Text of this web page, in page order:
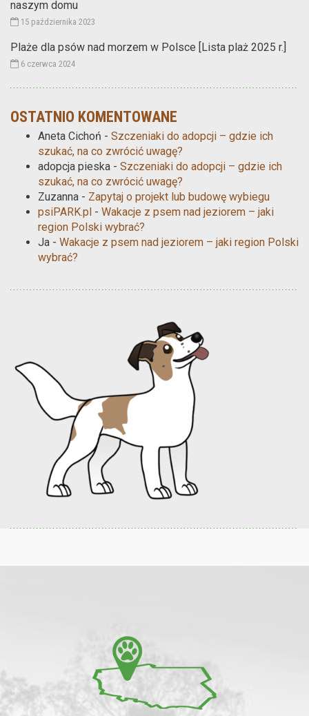
naszym domu
15 października 2023
Plaże dla psów nad morzem w Polsce [Lista plaż 2025 r.]
6 czerwca 2024
OSTATNIO KOMENTOWANE
Aneta Cichoń - Szczeniaki do adopcji – gdzie ich
szukać, na co zwrócić uwagę?
adopcja pieska - Szczeniaki do adopcji – gdzie ich
szukać, na co zwrócić uwagę?
Zuzanna - Zapytaj o projekt lub budowę wybiegu
psiPARK.pl - Wakacje z psem nad jeziorem – jaki
region Polski wybrać?
Ja - Wakacje z psem nad jeziorem – jaki region Polski
wybrać?